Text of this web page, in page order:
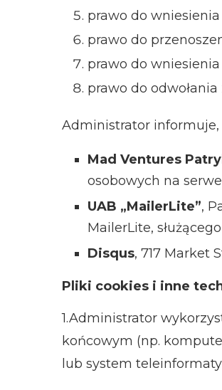
prawo do
prawo do
prawo do
prawo do
Administrator
Mad Ventures
osobowych na
UAB „MailerLite”,
MailerLite,
Disqus, 717 Market
Pliki cookies i inne
1.Administrator
końcowym (np.
lub system